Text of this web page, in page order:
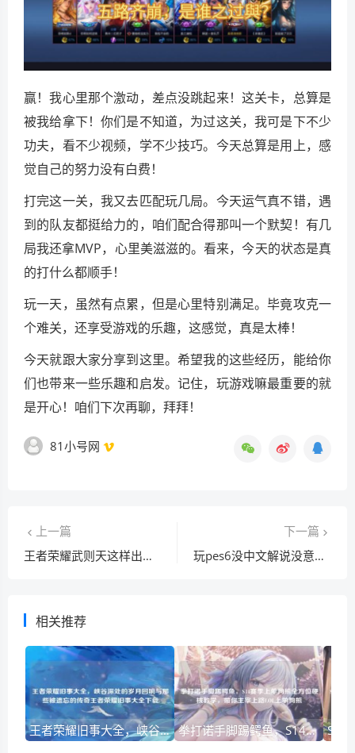
赢！我心里那个激动，差点没跳起来！这关卡，总算是
被我给拿下！你们是不知道，为过这关，我可是下不少
功夫，看不少视频，学不少技巧。今天总算是用上，感
觉自己的努力没有白费！
打完这一关，我又去匹配玩几局。今天运气真不错，遇
到的队友都挺给力的，咱们配合得那叫一个默契！有几
局我还拿MVP，心里美滋滋的。看来，今天的状态是真
的打什么都顺手！
玩一天，虽然有点累，但是心里特别满足。毕竟攻克一
个难关，还享受游戏的乐趣，这感觉，真是太棒！
今天就跟大家分享到这里。希望我的这些经历，能给你
们也带来一些乐趣和启发。记住，玩游戏嘛最重要的就
是开心！咱们下次再聊，拜拜！
81小号网
上一篇
王者荣耀武则天这样出装，上官婉儿完全被压制！
下一篇
玩pes6没中文解说没意思？教你如何添加中文解说文件！
相关推荐
王者荣耀旧事大全，峡谷深处的岁月回响与那些被遗忘的传奇王者荣耀旧事大全下载 拳打诺手脚踢鳄鱼，S14赛季上单狗熊全方位硬核教学，带你主宰上路LOL上单狗熊